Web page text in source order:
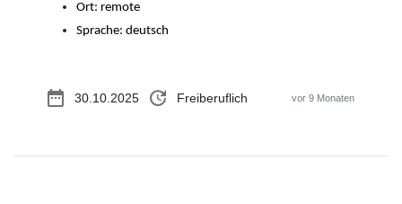
Ort: remote
Sprache: deutsch
date_range 30.10.2025 update Freiberuflich vor 9 Monaten